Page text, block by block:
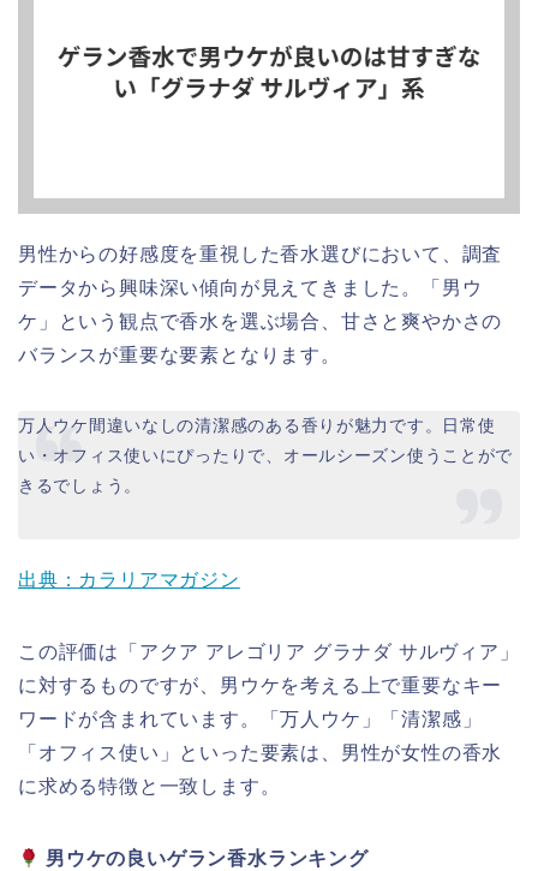
男性からの好感度を重視した香水選びにおいて、調査
データから興味深い傾向が見えてきました。「男ウ
ケ」という観点で香水を選ぶ場合、甘さと爽やかさの
バランスが重要な要素となります。
万人ウケ間違いなしの清潔感のある香りが魅力です。日常使
い・オフィス使いにぴったりで、オールシーズン使うことがで
きるでしょう。
出典：カラリアマガジン
この評価は「アクア アレゴリア グラナダ サルヴィア」
に対するものですが、男ウケを考える上で重要なキー
ワードが含まれています。「万人ウケ」「清潔感」
「オフィス使い」といった要素は、男性が女性の香水
に求める特徴と一致します。
男ウケの良いゲラン香水ランキング